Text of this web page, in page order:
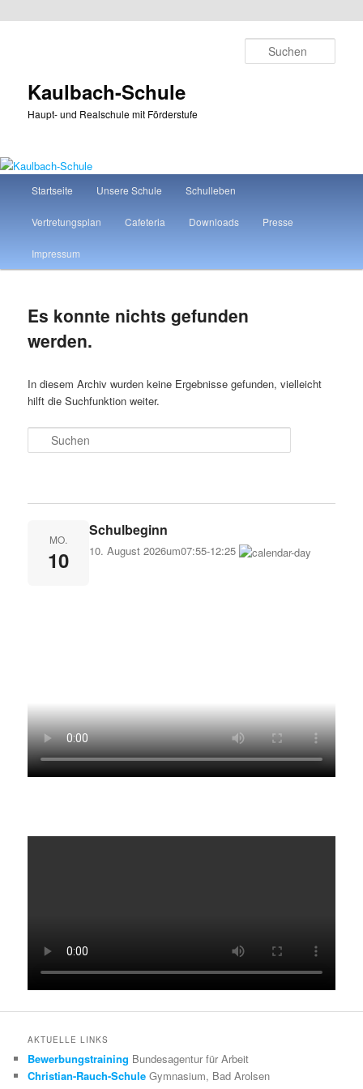
Kaulbach-Schule
Haupt- und Realschule mit Förderstufe
Startseite Unsere Schule Schulleben
Vertretungsplan Cafeteria Downloads Presse
Impressum
Es konnte nichts gefunden
werden.
In diesem Archiv wurden keine Ergebnisse gefunden, vielleicht
hilft die Suchfunktion weiter.
Suchen
MO.
10
Schulbeginn
10. August 2026um07:55-12:25
AKTUELLE LINKS
Bewerbungstraining Bundesagentur für Arbeit
Christian-Rauch-Schule Gymnasium, Bad Arolsen